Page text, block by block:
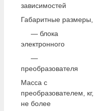
зависимостей
Габаритные
— блока
электронного
—
преобразователя
Масса с
преобразователем, кг,
не более